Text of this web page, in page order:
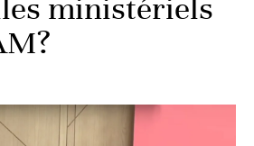
ministériels